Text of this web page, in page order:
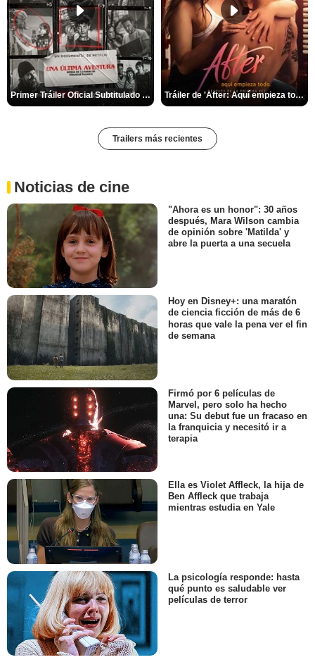
Primer Tráiler Oficial Subtitulado de 'Una última aventura: Detrás de cámaras de Stranger Things 5' Tráiler de 'After: Aquí empieza todo'
Trailers más recientes
Noticias de cine
"Ahora es un honor": 30 años
después, Mara Wilson cambia
de opinión sobre 'Matilda' y
abre la puerta a una secuela
Hoy en Disney+: una maratón
de ciencia ficción de más de 6
horas que vale la pena ver el fin
de semana
Firmó por 6 películas de
Marvel, pero solo ha hecho
una: Su debut fue un fracaso en
la franquicia y necesitó ir a
terapia
Ella es Violet Affleck, la hija de
Ben Affleck que trabaja
mientras estudia en Yale
La psicología responde: hasta
qué punto es saludable ver
películas de terror